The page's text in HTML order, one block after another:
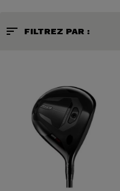
sort FILTREZ PAR :